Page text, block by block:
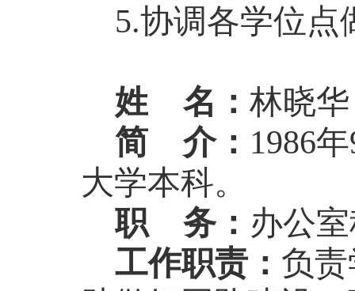
5.协调各学位点
姓 名： 林晓华
简
介： 1986
大学本科。
职
务： 办公
工作职责： 负